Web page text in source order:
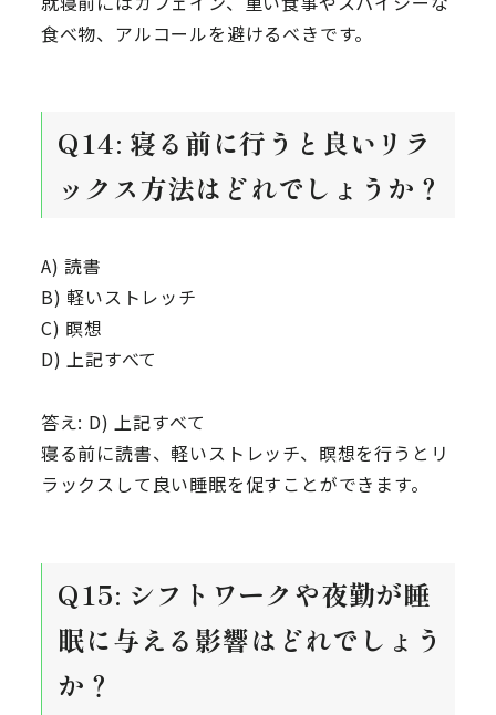
食べ物、アルコールを避けるべきです。
Q14: 寝る前に行うと良いリラ
ックス方法はどれでしょうか？
A) 読書
B) 軽いストレッチ
C) 瞑想
D) 上記すべて
答え: D) 上記すべて
寝る前に読書、軽いストレッチ、瞑想を行うとリ
ラックスして良い睡眠を促すことができます。
Q15: シフトワークや夜勤が睡
眠に与える影響はどれでしょう
か？